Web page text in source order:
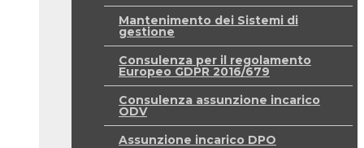
Mantenimento dei Sistemi di
gestione
Consulenza per il regolamento
Europeo GDPR 2016/679
Consulenza assunzione incarico
ODV
Assunzione incarico DPO